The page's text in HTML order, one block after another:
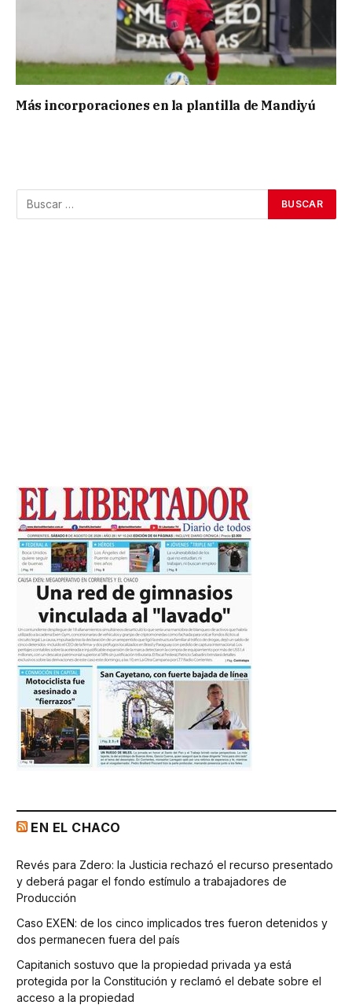
Más incorporaciones en la plantilla de Mandiyú
EN EL CHACO
Revés para Zdero: la Justicia rechazó el recurso presentado
y deberá pagar el fondo estímulo a trabajadores de
Producción
Caso EXEN: de los cinco implicados tres fueron detenidos y
dos permanecen fuera del país
Capitanich sostuvo que la propiedad privada ya está
protegida por la Constitución y reclamó el debate sobre el
acceso a la propiedad